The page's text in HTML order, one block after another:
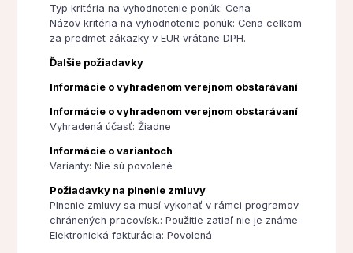
Typ kritéria na vyhodnotenie ponúk: Cena
Názov kritéria na vyhodnotenie ponúk: Cena celkom
za predmet zákazky v EUR vrátane DPH.
Ďalšie požiadavky
Informácie o vyhradenom verejnom obstarávaní
Informácie o vyhradenom verejnom obstarávaní
Vyhradená účasť: Žiadne
Informácie o variantoch
Varianty: Nie sú povolené
Požiadavky na plnenie zmluvy
Plnenie zmluvy sa musí vykonať v rámci programov
chránených pracovísk.: Použitie zatiaľ nie je známe
Elektronická fakturácia: Povolená